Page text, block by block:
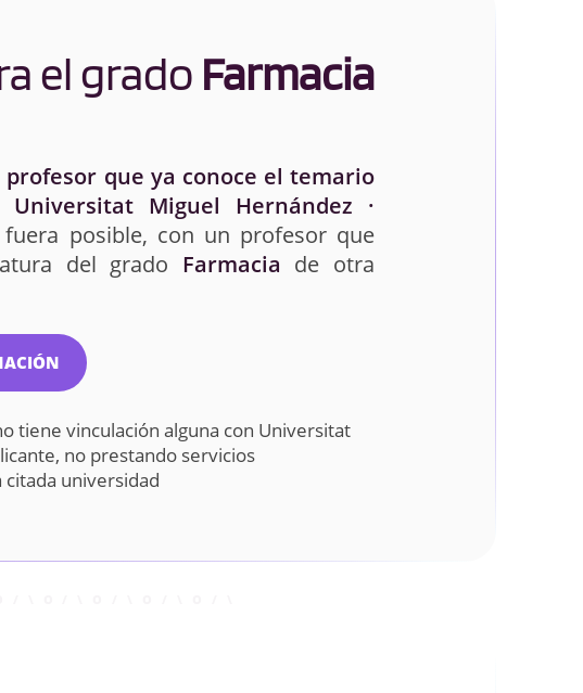
el grado Farmacia
profesor que ya conoce el temario
Miguel Hernández ·
posible, con un profesor que
del grado Farmacia de otra
tiene vinculación alguna con Universitat
no prestando servicios
universidad